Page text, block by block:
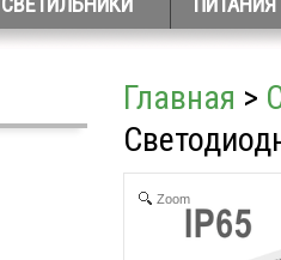
Главная >
Zoom